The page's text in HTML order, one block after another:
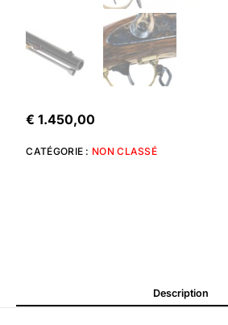
€ 1.450,00
CATÉGORIE : NON CLASSÉ
Description